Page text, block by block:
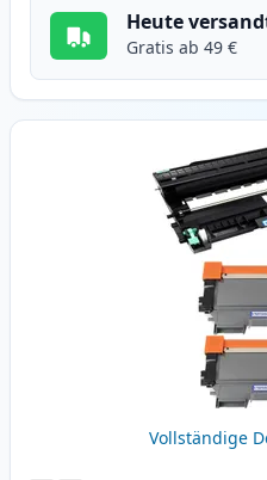
Heute
Gratis ab 49 €
Vollständige